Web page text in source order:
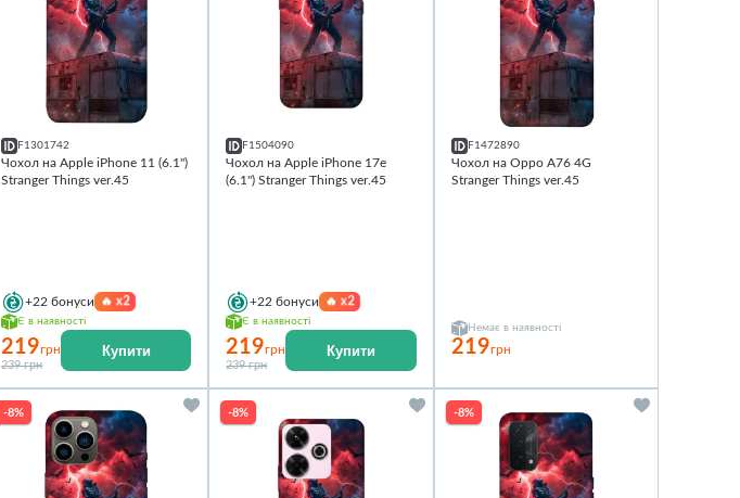
F1301742
Чохол на Apple iPhone 11 (6.1")
Stranger Things ver.45
+22 бонуси 🔥x2
Є в наявності
219грн
239 грн
Купити
F1504090
Чохол на Apple iPhone 17e
(6.1") Stranger Things ver.45
+22 бонуси 🔥x2
Є в наявності
219грн
239 грн
Купити
F1472890
Чохол на Oppo A76 4G
Stranger Things ver.45
Немає в наявності
219грн
-8% -8% -8%